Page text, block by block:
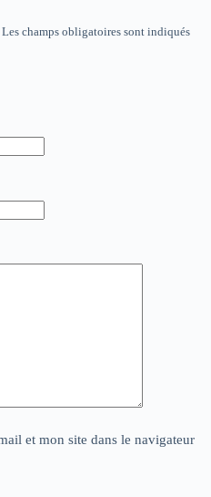
Les champs obligatoires sont indiqués
et mon site dans le navigateur